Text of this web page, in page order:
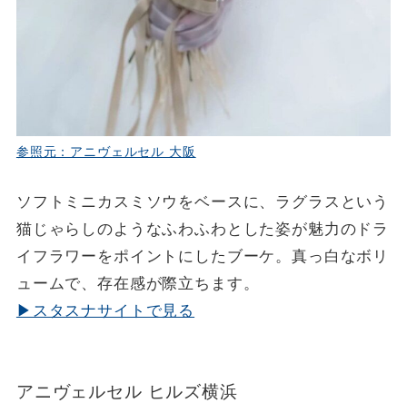
参照元：アニヴェルセル 大阪
ソフトミニカスミソウをベースに、ラグラスという
猫じゃらしのようなふわふわとした姿が魅力のドラ
イフラワーをポイントにしたブーケ。真っ白なボリ
ュームで、存在感が際立ちます。
▶スタスナサイトで見る
アニヴェルセル ヒルズ横浜